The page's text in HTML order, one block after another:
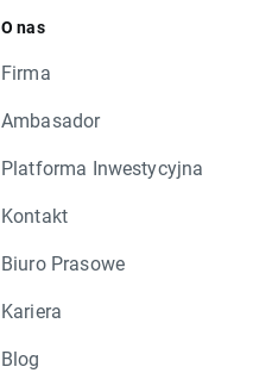
O nas
Firma
Ambasador
Platforma Inwestycyjna
Kontakt
Biuro Prasowe
Kariera
Blog